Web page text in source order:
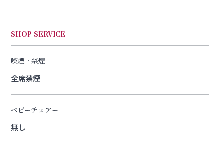
SHOP SERVICE
喫煙・禁煙
全席禁煙
ベビーチェアー
無し